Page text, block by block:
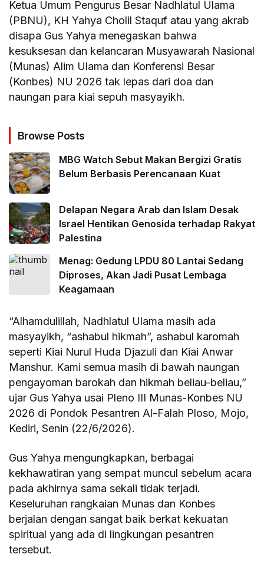
Ketua Umum Pengurus Besar Nadhlatul Ulama
(PBNU), KH Yahya Cholil Staquf atau yang akrab
disapa Gus Yahya menegaskan bahwa
kesuksesan dan kelancaran Musyawarah Nasional
(Munas) Alim Ulama dan Konferensi Besar
(Konbes) NU 2026 tak lepas dari doa dan
naungan para kiai sepuh masyayikh.
Browse Posts
MBG Watch Sebut Makan Bergizi Gratis
Belum Berbasis Perencanaan Kuat
Delapan Negara Arab dan Islam Desak
Israel Hentikan Genosida terhadap Rakyat
Palestina
Menag: Gedung LPDU 80 Lantai Sedang
Diproses, Akan Jadi Pusat Lembaga
Keagamaan
“Alhamdulillah, Nadhlatul Ulama masih ada
masyayikh, “ashabul hikmah”, ashabul karomah
seperti Kiai Nurul Huda Djazuli dan Kiai Anwar
Manshur. Kami semua masih di bawah naungan
pengayoman barokah dan hikmah beliau-beliau,”
ujar Gus Yahya usai Pleno III Munas-Konbes NU
2026 di Pondok Pesantren Al-Falah Ploso, Mojo,
Kediri, Senin (22/6/2026).
Gus Yahya mengungkapkan, berbagai
kekhawatiran yang sempat muncul sebelum acara
pada akhirnya sama sekali tidak terjadi.
Keseluruhan rangkaian Munas dan Konbes
berjalan dengan sangat baik berkat kekuatan
spiritual yang ada di lingkungan pesantren
tersebut.